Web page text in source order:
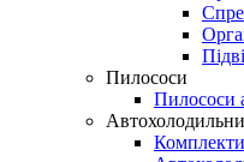
Пилососи
Пилососи